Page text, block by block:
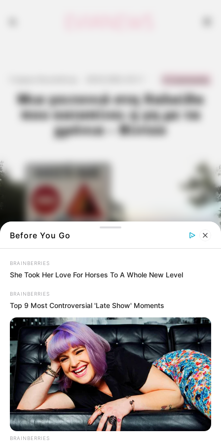
Μια γειτονιά στη Χαλκίδα
που καταπίνει η γη με τα
χρόνια – Βίντεο
Δρόμος
Όσο περνούν τα χρόνια αυτή η γειτονιά
βυθίζεται και την καταπίνει η γη όπως θα
δείτε παρακάτω
ΣτηΧαλκίδα
Before You Go
BRAINBERRIES
She Took Her Love For Horses To A Whole New Level
BRAINBERRIES
Top 9 Most Controversial 'Late Show' Moments
BRAINBERRIES